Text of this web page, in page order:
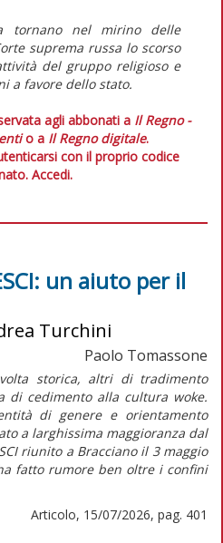
tornano nel mirino delle
suprema russa lo scorso
del gruppo religioso e
a favore dello stato.
agli abbonati a Il Regno -
o a Il Regno digitale.
con il proprio codice
Accedi.
un aiuto per il
Turchini
Paolo Tomassone
storica, altri di tradimento
di cedimento alla cultura woke.
di genere e orientamento
a larghissima maggioranza dal
riunito a Bracciano il 3 maggio
fatto rumore ben oltre i confini
Articolo, 15/07/2026, pag. 401